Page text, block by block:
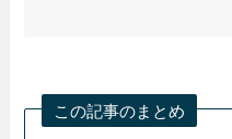
この記事のまとめ